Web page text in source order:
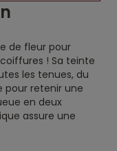
de fleur pour
! Sa teinte
les tenues, du
pour retenir une
en deux
assure une